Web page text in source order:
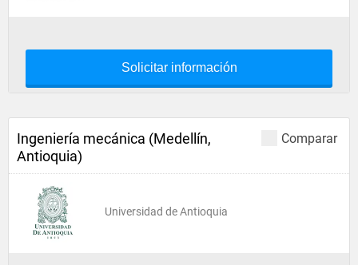
Solicitar información
Comparar
Ingeniería mecánica (Medellín,
Antioquia)
Universidad de Antioquia